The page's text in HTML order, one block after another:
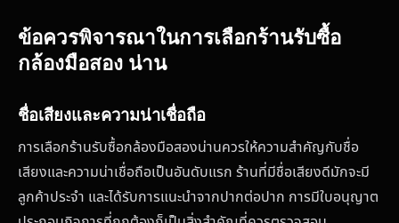
ข้อควรพิจารณาในการเลือกร้านรับซื้อ
กล้องมือสอง น่าน
ชื่อเสียงและความน่าเชื่อถือ
การเลือกร้านรับซื้อกล้องมือสองน่านควรให้ความสำคัญกับชื่อ
เสียงและความน่าเชื่อถือเป็นอันดับแรก ร้านที่มีชื่อเสียงดีมักจะมี
ลูกค้าประจำ และได้รับการแนะนำจากปากต่อปาก การมีใบอนุญาต